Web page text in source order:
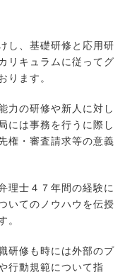
し、基礎研修と応用研
リキュラムに従ってグ
ります。
力の研修や新人に対し
には事務を行うに際し
権・審査請求等の意義
理士４７年間の経験に
いてのノウハウを伝授
。
研修も時には外部のプ
行動規範について指